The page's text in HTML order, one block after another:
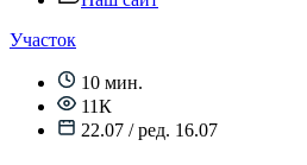
Участок
10 мин.
11К
22.07 / ред. 16.07